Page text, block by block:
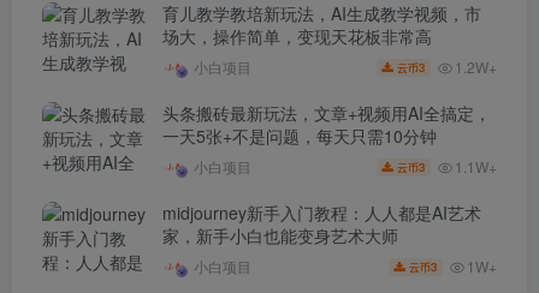
育儿教学教培新玩法，AI生成教学视频，市
场大，操作简单，变现天花板非常高
小白项目 云币3 1.2W+
头条搬砖最新玩法，文章+视频用AI全搞定，
一天5张+不是问题，每天只需10分钟
小白项目 云币3 1.1W+
midjourney新手入门教程：人人都是AI艺术
家，新手小白也能变身艺术大师
小白项目 云币3 1W+